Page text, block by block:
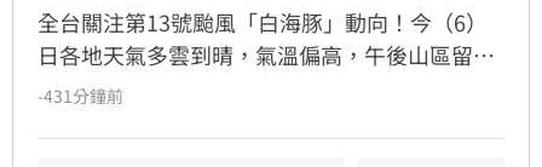
全台關注第13號颱風「白海豚」動向！今（6）
日各地天氣多雲到晴，氣溫偏高，午後山區留意
雷陣雨。氣象專家提醒，白海豚颱風預計明
-431分鐘前